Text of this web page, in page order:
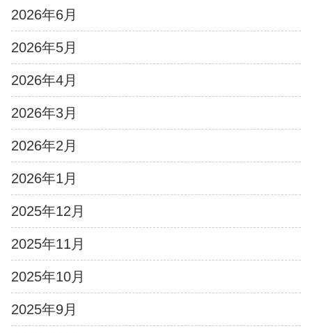
2026年6月
2026年5月
2026年4月
2026年3月
2026年2月
2026年1月
2025年12月
2025年11月
2025年10月
2025年9月